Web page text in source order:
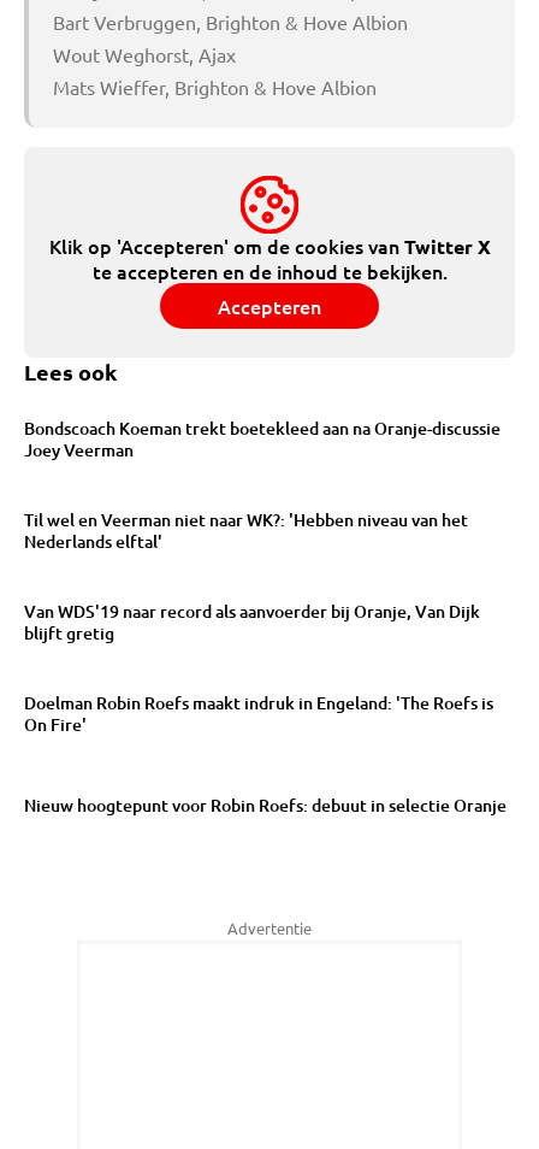
Bart Verbruggen, Brighton & Hove Albion
Wout Weghorst, Ajax
Mats Wieffer, Brighton & Hove Albion
Klik op 'Accepteren' om de cookies vanTwitter X
te accepteren en de inhoud te bekijken.
Accepteren
Lees ook
Bondscoach Koeman trekt boetekleed aan na Oranje-discussie
Joey Veerman
Til wel en Veerman niet naar WK?: 'Hebben niveau van het
Nederlands elftal'
Van WDS'19 naar record als aanvoerder bij Oranje, Van Dijk
blijft gretig
Doelman Robin Roefs maakt indruk in Engeland: 'The Roefs is
On Fire'
Nieuw hoogtepunt voor Robin Roefs: debuut in selectie Oranje
Advertentie